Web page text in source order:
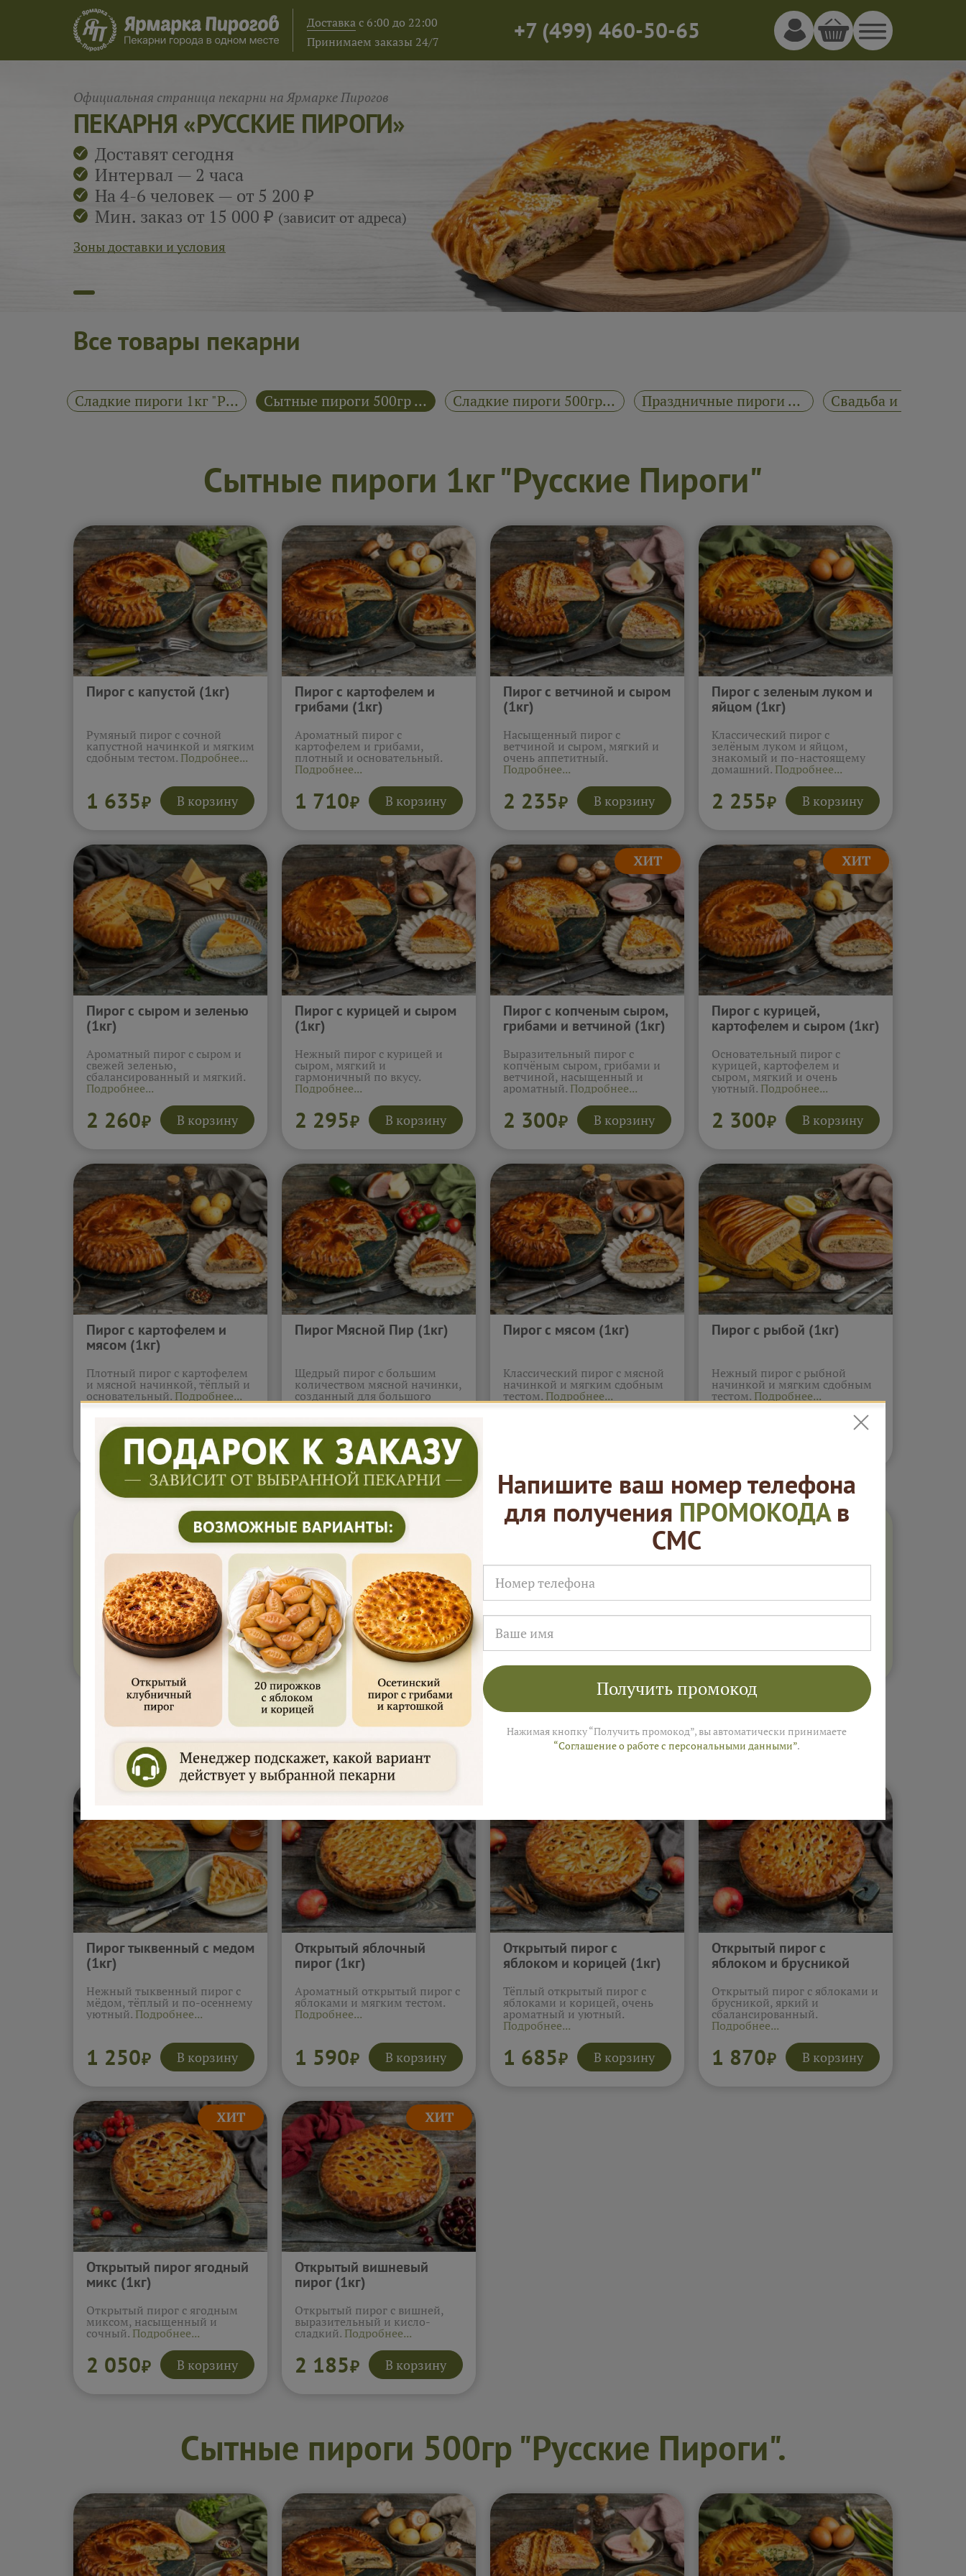
Доставкас 6:00 до 22:00
Принимаем заказы 24/7
+7(499) 460-50-65
ПЕКАРНЯ «РУССКИЕ ПИРОГИ»
Официальная страница пекарни на Ярмарке Пирогов
Доставят сегодня
Интервал — 2 часа
На 4-6 человек — от 5 200 ₽
Мин. заказ от 15 000 ₽ (зависит от адреса)
Зоны доставки и условия
Все товары пекарни
Сладкие пироги 1кг "Русские Пироги" Сытные пироги 500гр "Русские Пироги". Сладкие пироги 500гр "Русские Пироги" Праздничные пироги "Русские Пироги" Свадьба и караваи
Сытные пироги 1кг "Русские Пироги"
Пирог с капустой (1кг)
Румяный пирог с сочной
капустной начинкой и мягким
сдобным тестом. Подробнее...
1 635₽ В корзину
Пирог с картофелем и
грибами (1кг)
Ароматный пирог с
картофелем и грибами,
плотный и основательный.
Подробнее...
1 710₽ В корзину
Пирог с ветчиной и сыром
(1кг)
Насыщенный пирог с
ветчиной и сыром, мягкий и
очень аппетитный.
Подробнее...
2 235₽ В корзину
Пирог с зеленым луком и
яйцом (1кг)
Классический пирог с
зелёным луком и яйцом,
знакомый и по-настоящему
домашний. Подробнее...
2 255₽ В корзину
Пирог с сыром и зеленью
(1кг)
Ароматный пирог с сыром и
свежей зеленью,
сбалансированный и мягкий.
Подробнее...
2 260₽ В корзину
Пирог с курицей и сыром
(1кг)
Нежный пирог с курицей и
сыром, мягкий и
гармоничный по вкусу.
Подробнее...
2 295₽ В корзину
Пирог с копченым сыром,
грибами и ветчиной (1кг)
Выразительный пирог с
копчёным сыром, грибами и
ветчиной, насыщенный и
ароматный. Подробнее...
2 300₽ В корзину
Пирог с курицей,
картофелем и сыром (1кг)
Основательный пирог с
курицей, картофелем и
сыром, мягкий и очень
уютный. Подробнее...
2 300₽ В корзину
Пирог с картофелем и
мясом (1кг)
Плотный пирог с картофелем
и мясной начинкой, тёплый и
основательный. Подробнее...
2 305₽ В корзину
Пирог Мясной Пир (1кг)
Щедрый пирог с большим
количеством мясной начинки,
созданный для большого
стола.Подробнее...
2 480₽ В корзину
Пирог с мясом (1кг)
Классический пирог с мясной
начинкой и мягким сдобным
тестом. Подробнее...
Пирог с рыбой (1кг)
Нежный пирог с рыбной
начинкой и мягким сдобным
тестом. Подробнее...
ПИРОГИ ДЛЯ БИЗНЕСА
ОПЛАТА ПО СЧЕТУ. СКИДКА НА ПЕРВЫЙ ЗАКАЗ ДЛЯ
ЮРЛИЦ
Получить промокод *акции не суммируются
Сладкие пироги 1кг "Русские Пироги"
Пирог тыквенный с медом
(1кг)
Нежный тыквенный пирог с
мёдом, тёплый и по-осеннему
уютный. Подробнее...
1 250₽ В корзину
Открытый яблочный
пирог (1кг)
Ароматный открытый пирог с
яблоками и мягким тестом.
Подробнее...
1 590₽ В корзину
Открытый пирог с
яблоком и корицей (1кг)
Тёплый открытый пирог с
яблоками и корицей, очень
ароматный и уютный.
Подробнее...
1 685₽ В корзину
Открытый пирог с
яблоком и брусникой
Открытый пирог с яблоками и
брусникой, яркий и
сбалансированный.
Подробнее...
1 870₽ В корзину
Открытый пирог ягодный
микс (1кг)
Открытый пирог с ягодным
миксом, насыщенный и
сочный.Подробнее...
2 050₽ В корзину
Открытый вишневый
пирог (1кг)
Открытый пирог с вишней,
выразительный и кисло-
сладкий. Подробнее...
2 185₽ В корзину
Сытные пироги 500гр "Русские Пироги".
Напишите ваш номер телефона
для получения ПРОМОКОДАв
СМС
Получить промокод
Нажимая кнопку “Получить промокод”, вы автоматически принимаете
“Соглашение о работе с персональными данными”.